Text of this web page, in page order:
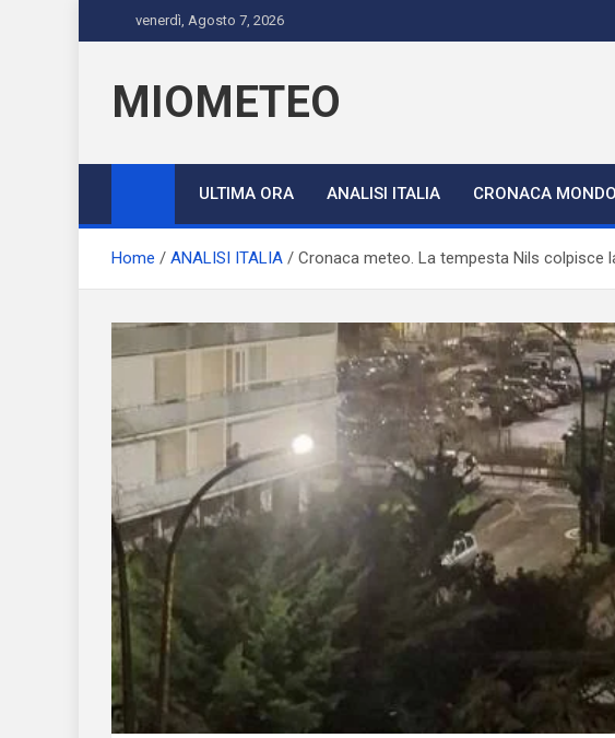
to
venerdì, Agosto 7, 2026
MIOMETEO
ULTIMA ORA ANALISI ITALIA CRONACA MONDO
Home ANALISI ITALIA Cronaca meteo. La tempesta Nils colpisce